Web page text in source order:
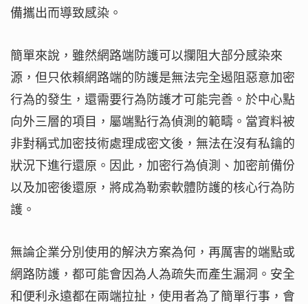
備攜出而導致感染。
簡單來說，雖然網路端防護可以攔阻大部分感染來
源，但只依賴網路端的防護是無法完全遏阻惡意加密
行為的發生，還需要行為防護才可能完善。於中心點
向外三層的項目，屬端點行為偵測的範疇。當資料被
非對稱式加密技術處理成密文後，無法在沒有私鑰的
狀況下進行還原。因此，加密行為偵測、加密前備份
以及加密後還原，將成為勒索軟體防護的核心行為防
護。
無論企業分別使用的解決方案為何，再厲害的端點或
網路防護，都可能會因為人為疏失而產生漏洞。安全
和便利永遠都在兩端拉扯，使用者為了簡單行事，會